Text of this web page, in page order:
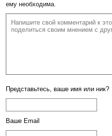
ему необходима.
Представьтесь, ваше имя или ник?
Ваше Email